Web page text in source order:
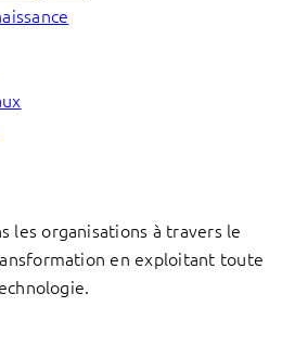
les organisations à travers le
en exploitant toute